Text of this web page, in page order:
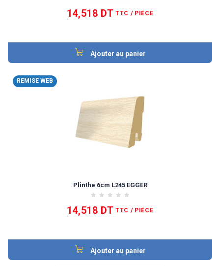
14,518 DT TTC / PIÉCE
Ajouter au panier
REMISE WEB
Plinthe 6cm L245 EGGER
14,518 DT TTC / PIÉCE
Ajouter au panier